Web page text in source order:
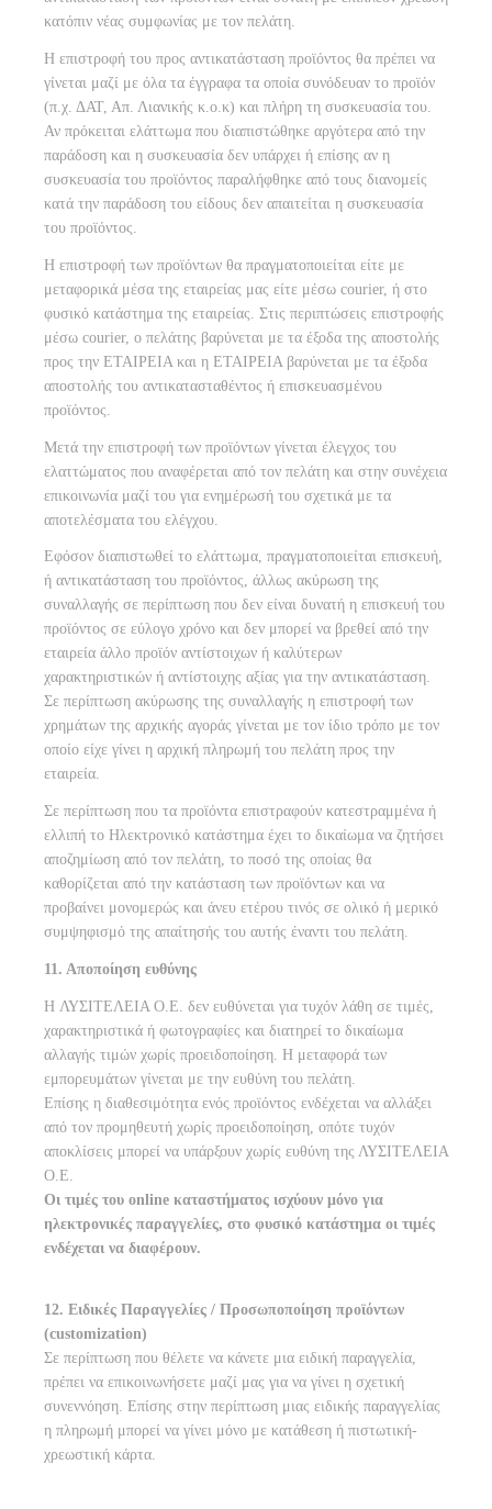
κατόπιν νέας συμφωνίας με τον πελάτη.
Η επιστροφή του προς αντικατάσταση προϊόντος θα πρέπει να
γίνεται μαζί με όλα τα έγγραφα τα οποία συνόδευαν το προϊόν
(π.χ. ΔΑΤ, Απ. Λιανικής κ.ο.κ) και πλήρη τη συσκευασία του.
Αν πρόκειται ελάττωμα που διαπιστώθηκε αργότερα από την
παράδοση και η συσκευασία δεν υπάρχει ή επίσης αν η
συσκευασία του προϊόντος παραλήφθηκε από τους διανομείς
κατά την παράδοση του είδους δεν απαιτείται η συσκευασία
του προϊόντος.
Η επιστροφή των προϊόντων θα πραγματοποιείται είτε με
μεταφορικά μέσα της εταιρείας μας είτε μέσω courier, ή στο
φυσικό κατάστημα της εταιρείας. Στις περιπτώσεις επιστροφής
μέσω courier, o πελάτης βαρύνεται με τα έξοδα της αποστολής
προς την ΕΤΑΙΡΕΙΑ και η ΕΤΑΙΡΕΙΑ βαρύνεται με τα έξοδα
αποστολής του αντικατασταθέντος ή επισκευασμένου
προϊόντος.
Μετά την επιστροφή των προϊόντων γίνεται έλεγχος του
ελαττώματος που αναφέρεται από τον πελάτη και στην συνέχεια
επικοινωνία μαζί του για ενημέρωσή του σχετικά με τα
αποτελέσματα του ελέγχου.
Εφόσον διαπιστωθεί το ελάττωμα, πραγματοποιείται επισκευή,
ή αντικατάσταση του προϊόντος, άλλως ακύρωση της
συναλλαγής σε περίπτωση που δεν είναι δυνατή η επισκευή του
προϊόντος σε εύλογο χρόνο και δεν μπορεί να βρεθεί από την
εταιρεία άλλο προϊόν αντίστοιχων ή καλύτερων
χαρακτηριστικών ή αντίστοιχης αξίας για την αντικατάσταση.
Σε περίπτωση ακύρωσης της συναλλαγής η επιστροφή των
χρημάτων της αρχικής αγοράς γίνεται με τον ίδιο τρόπο με τον
οποίο είχε γίνει η αρχική πληρωμή του πελάτη προς την
εταιρεία.
Σε περίπτωση που τα προϊόντα επιστραφούν κατεστραμμένα ή
ελλιπή το Ηλεκτρονικό κατάστημα έχει το δικαίωμα να ζητήσει
αποζημίωση από τον πελάτη, το ποσό της οποίας θα
καθορίζεται από την κατάσταση των προϊόντων και να
προβαίνει μονομερώς και άνευ ετέρου τινός σε ολικό ή μερικό
συμψηφισμό της απαίτησής του αυτής έναντι του πελάτη.
11. Αποποίηση ευθύνης
H ΛΥΣΙΤΕΛΕΙΑ Ο.Ε. δεν ευθύνεται για τυχόν λάθη σε τιμές,
χαρακτηριστικά ή φωτογραφίες και διατηρεί το δικαίωμα
αλλαγής τιμών χωρίς προειδοποίηση. Η μεταφορά των
εμπορευμάτων γίνεται με την ευθύνη του πελάτη.
Επίσης η διαθεσιμότητα ενός προϊόντος ενδέχεται να αλλάξει
από τον προμηθευτή χωρίς προειδοποίηση, οπότε τυχόν
αποκλίσεις μπορεί να υπάρξουν χωρίς ευθύνη της ΛΥΣΙΤΕΛΕΙΑ
Ο.Ε.
Οι τιμές του online καταστήματος ισχύουν μόνο για
ηλεκτρονικές παραγγελίες, στο φυσικό κατάστημα οι τιμές
ενδέχεται να διαφέρουν.
12. Ειδικές Παραγγελίες / Προσωποποίηση προϊόντων
(customization)
Σε περίπτωση που θέλετε να κάνετε μια ειδική παραγγελία,
πρέπει να επικοινωνήσετε μαζί μας για να γίνει η σχετική
συνεννόηση. Επίσης στην περίπτωση μιας ειδικής παραγγελίας
η πληρωμή μπορεί να γίνει μόνο με κατάθεση ή πιστωτική-
χρεωστική κάρτα.